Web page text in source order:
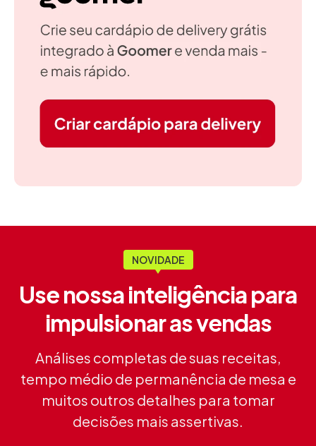
NOVIDADE
Use nossa inteligência para
impulsionar as vendas
Análises completas de suas receitas,
tempo médio de permanência de mesa e
muitos outros detalhes para tomar
decisões mais assertivas.